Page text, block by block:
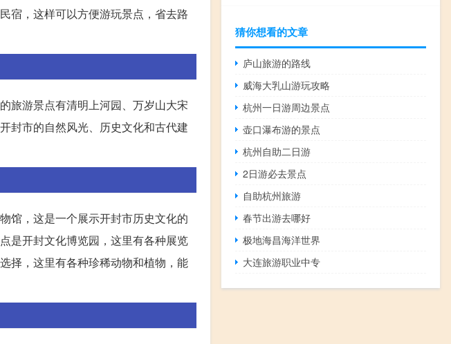
宿，这样可以方便游玩景点，省去路
旅游景点有清明上河园、万岁山大宋
封市的自然风光、历史文化和古代建
馆，这是一个展示开封市历史文化的
是开封文化博览园，这里有各种展览
择，这里有各种珍稀动物和植物，能
猜你想看的文章
庐山旅游的路线
威海大乳山游玩攻略
杭州一日游周边景点
壶口瀑布游的景点
杭州自助二日游
2日游必去景点
自助杭州旅游
春节出游去哪好
极地海昌海洋世界
大连旅游职业中专